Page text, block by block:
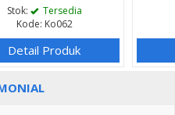
Stok:
Tersedia
Kode: Ko062
Detail Produk